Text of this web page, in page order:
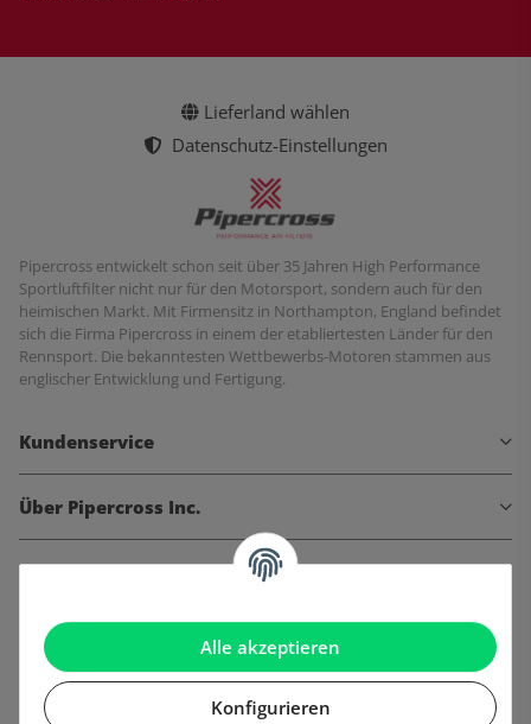
Alle akzeptieren
Konfigurieren
Lieferland wählen
Datenschutz-Einstellungen
Pipercross entwickelt schon seit über 35 Jahren High Performance
Sportluftfilter nicht nur für den Motorsport, sondern auch für den
heimischen Markt. Mit Firmensitz in Northampton, England befindet
sich die Firma Pipercross in einem der etabliertesten Länder für den
Rennsport. Die bekanntesten Wettbewerbs-Motoren stammen aus
englischer Entwicklung und Fertigung.
Kundenservice
Über Pipercross Inc.
Informationen
Gesetzliche Informationen